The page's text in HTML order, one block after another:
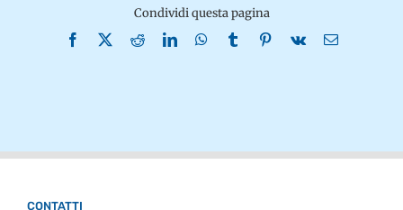
Condividi questa pagina
Facebook
X RedditLinkedInWhatsApp
TumblrPinterest
Vk Email
CONTATTI